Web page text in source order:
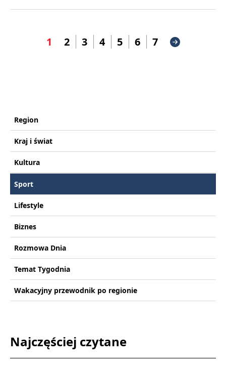
1 2 3 4 5 6 7
Region
Kraj i świat
Kultura
Sport
Lifestyle
Biznes
Rozmowa Dnia
Temat Tygodnia
Wakacyjny przewodnik po regionie
Najczęściej czytane